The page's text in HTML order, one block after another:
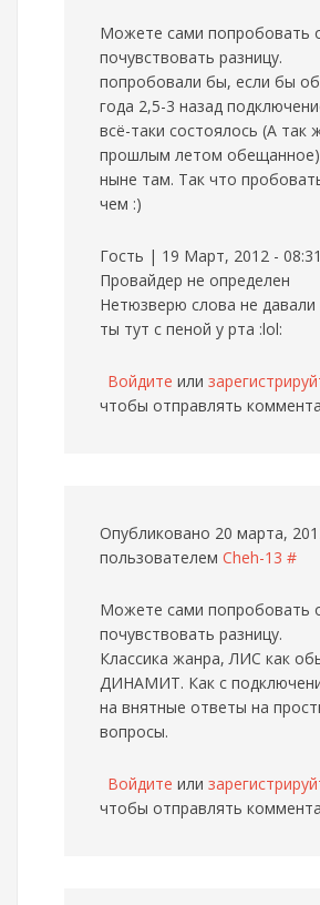
Можете сами попробовать
почувствовать разницу.
попробовали бы, если бы
года 2,5-3 назад
всё-таки состоялось (А так
прошлым летом
ныне там. Так что
чем :)
Гость | 19 Март, 2012 - 08:31
Провайдер не определен
Нетюзверю слова не давали
ты тут с пеной у рта :lol:
Войдите или
чтобы отправлять
Опубликовано 20 марта,
пользователем Cheh-13 #
Можете сами попробовать
почувствовать разницу.
Классика жанра, ЛИС как
ДИНАМИТ. Как с
на внятные ответы на
вопросы.
Войдите или
чтобы отправлять